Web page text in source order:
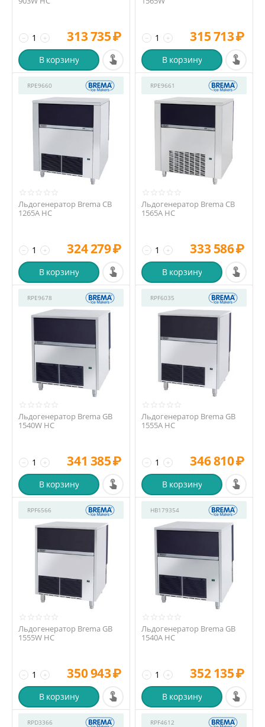
+
− 313 735₽
В корзину
+
− 315 713₽
В корзину
RPE9660
Льдогенератор Brema CB
1265A HC
+
− 324 279₽
В корзину
RPE9661
Льдогенератор Brema CB
1565A HC
+
− 333 586₽
В корзину
RPE9678
Льдогенератор Brema GB
1540W HC
+
− 341 385₽
В корзину
RPF6035
Льдогенератор Brema GB
1555A HC
+
− 346 810₽
В корзину
RPF6566
Льдогенератор Brema GB
1555W HC
+
− 350 943₽
В корзину
HB179354
Льдогенератор Brema GB
1540A HC
+
− 352 135₽
В корзину
RPD3366 RPF4612